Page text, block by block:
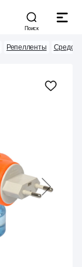
Поиск
Репелленты